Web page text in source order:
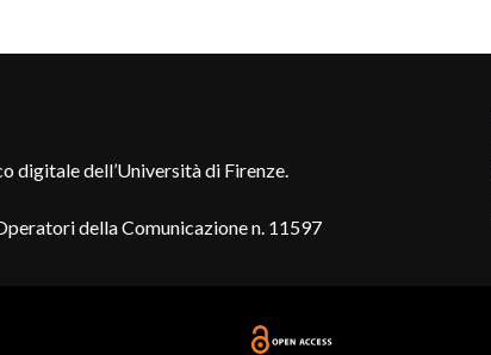
digitale dell’Università di Firenze.
della Comunicazione n. 11597